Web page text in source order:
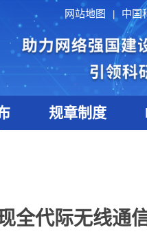
网站地图 中国
规章制度
全代际无线通